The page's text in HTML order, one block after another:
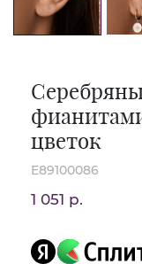
цветок
E89100086
1 051 р.